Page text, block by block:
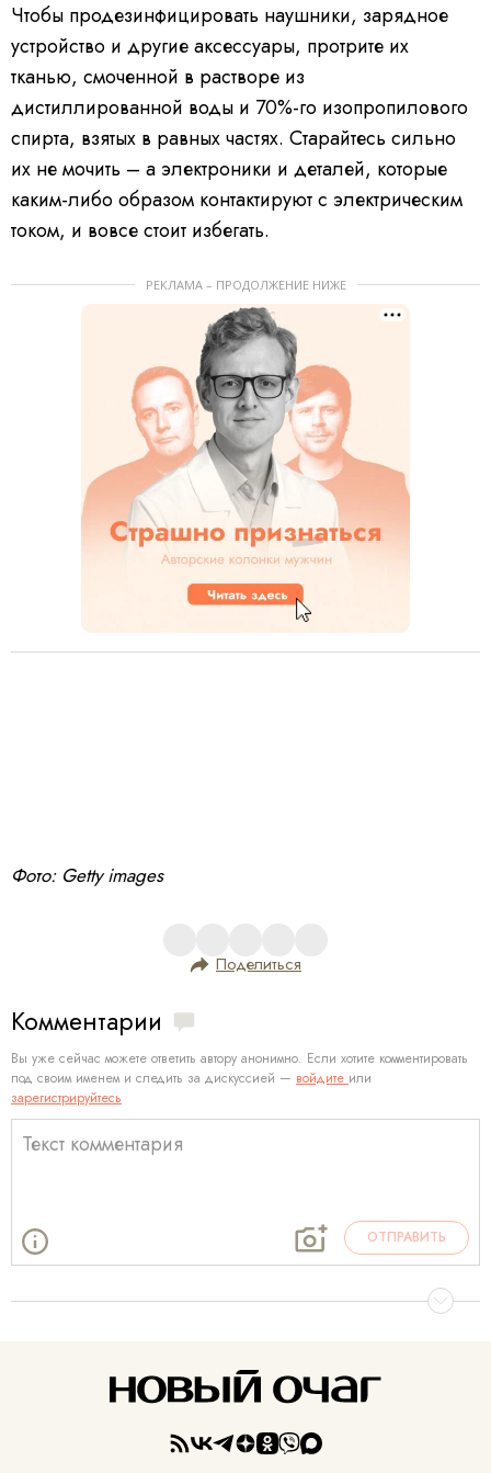
Чтобы продезинфицировать наушники, зарядное
устройство и другие аксессуары, протрите их
тканью, смоченной в растворе из
дистиллированной воды и 70%-го изопропилового
спирта, взятых в равных частях. Старайтесь сильно
их не мочить – а электроники и деталей, которые
каким-либо образом контактируют с электрическим
током, и вовсе стоит избегать.
РЕКЛАМА – ПРОДОЛЖЕНИЕ НИЖЕ
Фото: Getty images
Поделиться
Комментарии
Вы уже сейчас можете ответить автору анонимно. Если хотите комментировать
под своим именем и следить за дискуссией — войдите или
зарегистрируйтесь
ОТПРАВИТЬ